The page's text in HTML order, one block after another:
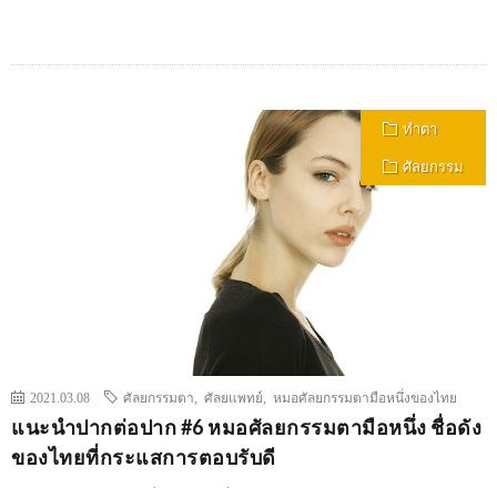
ทำตา
ศัลยกรรม
2021.03.08 ศัลยกรรมตา ศัลยแพทย์ หมอศัลยกรรมตามือหนึ่งของไทย
แนะนำปากต่อปาก #6 หมอศัลยกรรมตามือหนึ่ง ชื่อดัง
ของไทยที่กระแสการตอบรับดี